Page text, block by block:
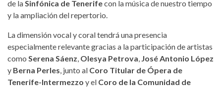
de laSinfónica de Tenerifecon la música de nuestro tiempo
y la ampliación del repertorio.
La dimensión vocal y coral tendrá una presencia
especialmente relevante gracias a la participación de artistas
como Serena Sáenz, Olesya Petrova, José Antonio López
y Berna Perles, junto al Coro Titular de Ópera de
Tenerife-Intermezzo y el Coro de la Comunidad de